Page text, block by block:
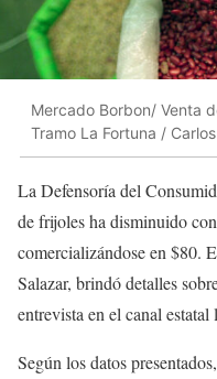
Mercado Borbon/ Venta
Tramo La Fortuna /
La Defensoría del
de frijoles ha disminuido
comercializándose en $80.
Salazar, brindó detalles
entrevista en el canal
Según los datos